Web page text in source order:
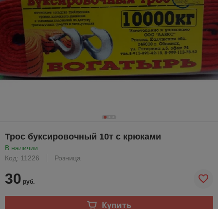
Трос буксировочный 10т с крюками
В наличии
Код: 11226
Розница
30 руб.
Купить